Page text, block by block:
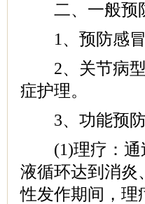
二、一般预
1、预防感冒
2、关节病型
症护理。
3、功能预防
(1)理疗：通
液循环达到消炎
性发作期间，理